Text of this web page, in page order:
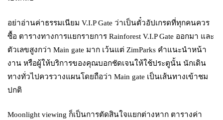
อย่าอ่านค่าธรรมเนียม V.I.P Gate ว่าเป็นตั๋วอัปเกรดที่ทุกคนควร
ซื้อ ตารางทางการแยกรายการ Rainforest V.I.P Gate ออกมา และ
ตัวเลขสูงกว่า Main gate มาก เว้นแต่ ZimParks คำแนะนำหน้า
งาน หรือผู้ให้บริการของคุณบอกชัดเจนให้ใช้ประตูนั้น นักเดิน
ทางทั่วไปควรวางแผนโดยถือว่า Main gate เป็นเส้นทางเข้าชม
ปกติ
Moonlight viewing ก็เป็นการตัดสินใจแยกต่างหาก ตารางค่า